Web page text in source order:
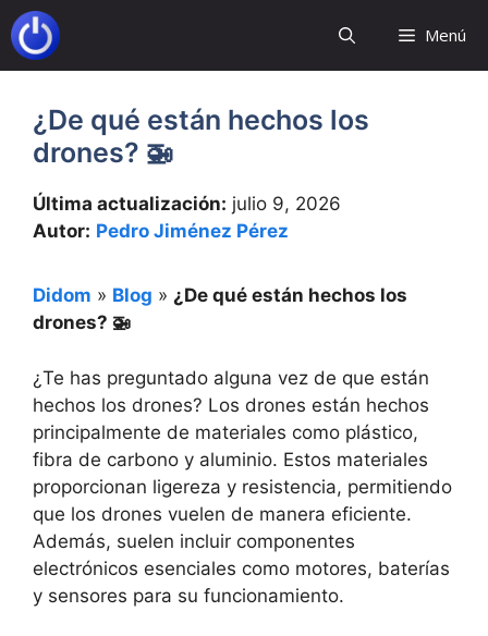
Saltar
al
contenido
Menú
¿De qué están hechos los
drones? 🚁
Última actualización: julio 9, 2026
Autor: Pedro Jiménez Pérez
Didom » Blog » ¿De qué están hechos los
drones? 🚁
¿Te has preguntado alguna vez de que están
hechos los drones? Los drones están hechos
principalmente de materiales como plástico,
fibra de carbono y aluminio. Estos materiales
proporcionan ligereza y resistencia, permitiendo
que los drones vuelen de manera eficiente.
Además, suelen incluir componentes
electrónicos esenciales como motores, baterías
y sensores para su funcionamiento.